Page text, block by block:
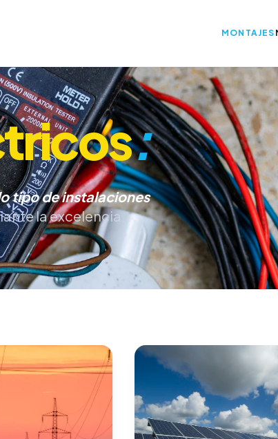
MONTAJES
:
tipo de instalaciones
la excelencia